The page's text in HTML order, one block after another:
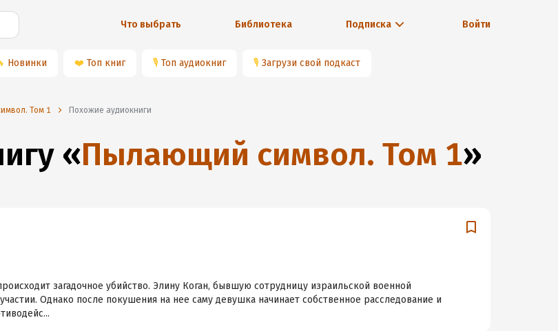
Что выбрать Библиотека Подписка Войти
Новинки ❤️ Топ книг 🎙 Топ аудиокниг 🎙 Загрузи свой подкаст
Том 1 Похожие аудиокниги
«Пылающий символ. Том 1»
загадочное убийство. Элину Коган, бывшую сотрудницу израильской военной
Однако после покушения на нее саму девушка начинает собственное расследование и